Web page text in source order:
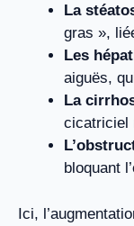
La
gras »,
Les
aiguës,
La
cicatriciel
bloquant
Ici,